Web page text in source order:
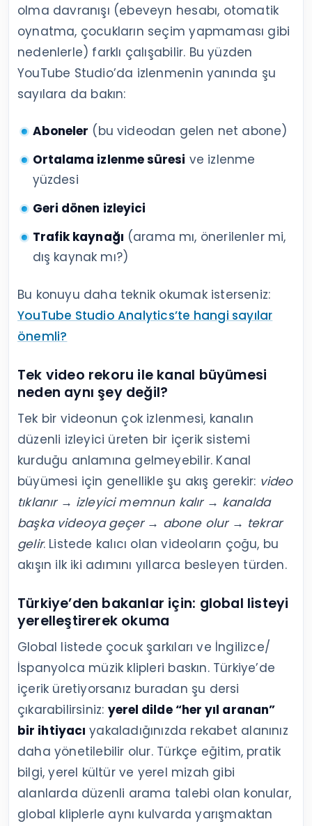
olma davranışı (ebeveyn hesabı, otomatik
oynatma, çocukların seçim yapmaması gibi
nedenlerle) farklı çalışabilir. Bu yüzden
YouTube Studio’da izlenmenin yanında şu
sayılara da bakın:
Aboneler (bu videodan gelen net abone)
Ortalama izlenme süresi ve izlenme
yüzdesi
Geri dönen izleyici
Trafik kaynağı (arama mı, önerilenler mi,
dış kaynak mı?)
Bu konuyu daha teknik okumak isterseniz:
YouTube Studio Analytics’te hangi sayılar
önemli?
Tek video rekoru ile kanal büyümesi
neden aynı şey değil?
Tek bir videonun çok izlenmesi, kanalın
düzenli izleyici üreten bir içerik sistemi
kurduğu anlamına gelmeyebilir. Kanal
büyümesi için genellikle şu akış gerekir: video
tıklanır → izleyici memnun kalır → kanalda
başka videoya geçer → abone olur → tekrar
gelir. Listede kalıcı olan videoların çoğu, bu
akışın ilk iki adımını yıllarca besleyen türden.
Türkiye’den bakanlar için: global listeyi
yerelleştirerek okuma
Global listede çocuk şarkıları ve İngilizce/
İspanyolca müzik klipleri baskın. Türkiye’de
içerik üretiyorsanız buradan şu dersi
çıkarabilirsiniz: yerel dilde “her yıl aranan”
bir ihtiyacı yakaladığınızda rekabet alanınız
daha yönetilebilir olur. Türkçe eğitim, pratik
bilgi, yerel kültür ve yerel mizah gibi
alanlarda düzenli arama talebi olan konular,
global kliplerle aynı kulvarda yarışmaktan